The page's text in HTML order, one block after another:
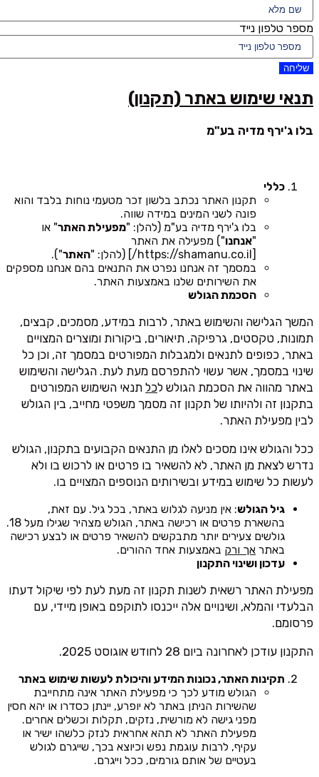
מספר טלפון נייד
שליחה
תנאי שימוש באתר (תקנון)
בלו ג'ירף מדיה בע"מ
כללי
תקנון האתר נכתב בלשון זכר מטעמי נוחות בלבד והוא
פונה לשני המינים במידה שווה.
בלו ג'ירף מדיה בע"מ (להלן: "מפעילת האתר" או
"אנחנו") מפעילה את האתר
[https://shamanu.co.il/] (להלן: "
האתר").
במסמך זה אנחנו נפרט את התנאים בהם אנחנו מספקים
את השירותים שלנו באמצעות האתר.
הסכמת הגולש
המשך הגלישה והשימוש באתר, לרבות במידע, מסמכים, קבצים,
תמונות, טקסטים, גרפיקה, תיאורים, ביקורות ומוצרים המצויים
באתר, כפופים לתנאים ולמגבלות המפורטים במסמך זה, וכן כל
שינוי במסמך, אשר עשוי להתפרסם מעת לעת. הגלישה והשימוש
באתר מהווה את הסכמת הגולש לכל תנאי השימוש המפורטים
בתקנון זה ולהיותו של תקנון זה מסמך משפטי מחייב, בין הגולש
לבין מפעילת האתר.
ככל והגולש אינו מסכים לאלו מן התנאים הקבועים בתקנון, הגולש
נדרש לצאת מן האתר, לא להשאיר בו פרטים או לרכוש בו ולא
לעשות כל שימוש במידע ובשירותים הנוספים המצויים בו.
גיל הגולש: אין מניעה לגלוש באתר, בכל גיל. עם זאת,
בהשארת פרטים או רכישה באתר, הגולש מצהיר שגילו מעל 18.
גולשים צעירים יותר מתבקשים להשאיר פרטים או לבצע רכישה
באתר אך ורק באמצעות אחד ההורים.
עדכון ושינוי התקנון
מפעילת האתר רשאית לשנות תקנון זה מעת לעת לפי שיקול דעתו
הבלעדי והמלא, ושינויים אלה ייכנסו לתוקפם באופן מיידי, עם
פרסומם.
התקנון עודכן לאחרונה ביום 28 לחודש אוגוסט 2025.
תקינות האתר, נכונות המידע והיכולת לעשות שימוש באתר
הגולש מודע לכך כי מפעילת האתר אינה מתחייבת
שהשירות הניתן באתר לא יופרע, יינתן כסדרו או יהא חסין
מפני גישה לא מורשית, נזקים, תקלות וכשלים אחרים.
מפעילת האתר לא תהא אחראית לנזק כלשהו ישיר או
עקיף, לרבות עוגמת נפש וכיוצא בכך, שייגרם לגולש
בעטיים של אותם גורמים, ככל וייגרם.